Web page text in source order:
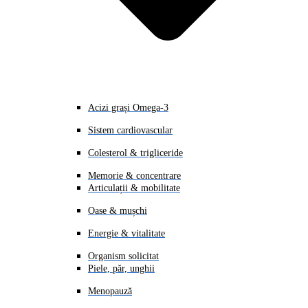
Acizi grași Omega-3
Sistem cardiovascular
Colesterol & trigliceride
Memorie & concentrare
Articulații & mobilitate
Oase & mușchi
Energie & vitalitate
Organism solicitat
Piele, păr, unghii
Menopauză